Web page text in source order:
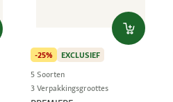
-25%
EXCLUSIEF
5 Soorten
3 Verpakkingsgroottes